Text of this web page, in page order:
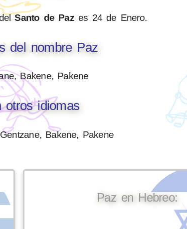
Santo de Pazes 24 de Enero.
del nombre Paz
Bakene, Pakene
otros idiomas
Bakene, Pakene
Paz en Hebreo: